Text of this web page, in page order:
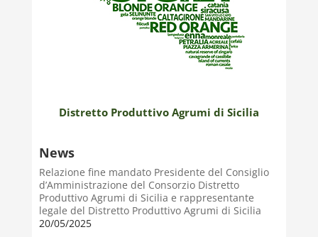
Distretto Produttivo Agrumi di Sicilia
News
Relazione fine mandato Presidente del Consiglio
d’Amministrazione del Consorzio Distretto
Produttivo Agrumi di Sicilia e rappresentante
legale del Distretto Produttivo Agrumi di Sicilia
20/05/2025